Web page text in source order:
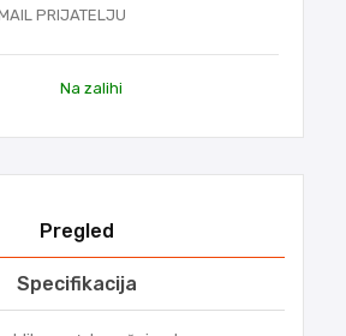
PRIJATELJU
Na zalihi
Pregled
Specifikacija